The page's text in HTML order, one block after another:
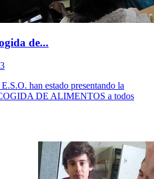
de...
han estado presentando la
DE ALIMENTOS a todos